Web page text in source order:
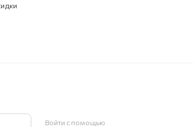
Войти с помощью